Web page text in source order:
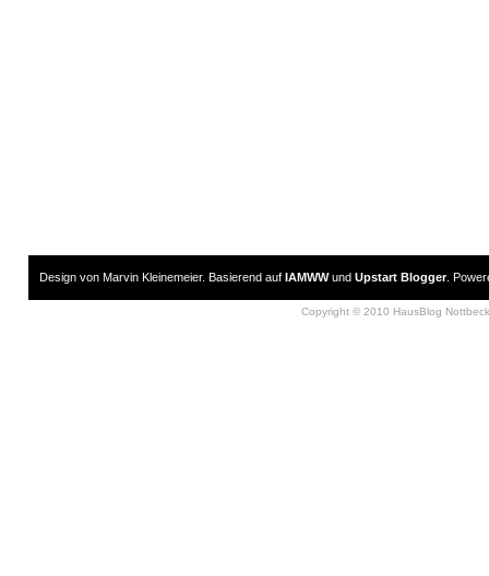
Design von Marvin Kleinemeier. Basierend auf IAMWWund Upstart Blogger.
Copyright © 2010 HausBlog